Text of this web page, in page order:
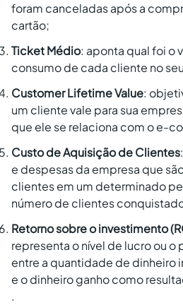
foram canceladas após a
cartão;
Ticket Médio: aponta qual foi o
consumo de cada cliente no
Customer Lifetime Value:
um cliente vale para sua
que ele se relaciona com o e-
Custo de Aquisição de Clientes
e despesas da empresa que
clientes em um determinado
número de clientes
Retorno sobre o investimento
representa o nível de lucro ou o
entre a quantidade de dinheiro
e o dinheiro ganho como
.